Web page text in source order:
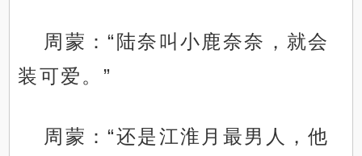
周蒙：“陆奈叫小鹿奈奈，就会
装可爱。”
周蒙：“还是江淮月最男人，他